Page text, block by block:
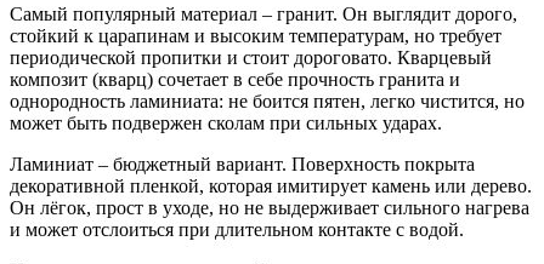
Самый популярный материал – гранит. Он выглядит дорого,
стойкий к царапинам и высоким температурам, но требует
периодической пропитки и стоит дороговато. Кварцевый
композит (кварц) сочетает в себе прочность гранита и
однородность ламиниата: не боится пятен, легко чистится, но
может быть подвержен сколам при сильных ударах.
Ламиниат – бюджетный вариант. Поверхность покрыта
декоративной пленкой, которая имитирует камень или дерево.
Он лёгок, прост в уходе, но не выдерживает сильного нагрева
и может отслоиться при длительном контакте с водой.